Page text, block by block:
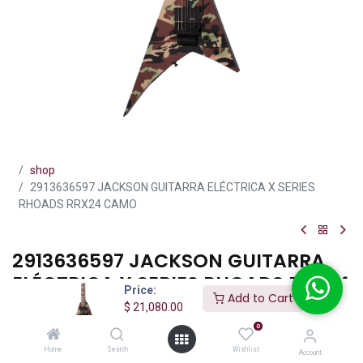
Price:
$ 21,080.00
Add to Cart
Home Search
0
Wishlist Account
shop
2913636597 JACKSON GUITARRA ELÉCTRICA X SERIES
RHOADS RRX24 CAMO
2913636597 JACKSON GUITARRA
ELÉCTRICA X SERIES RHOADS RRX24
(0 reseña)
Los modelos Jackson® Serie X Rhoads continúan el legado